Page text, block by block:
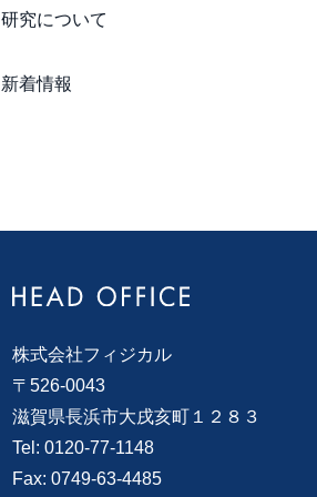
研究について
新着情報
株式会社フィジカル
〒526-0043
滋賀県長浜市大戌亥町１２８３
Tel: 0120-77-1148
Fax: 0749-63-4485